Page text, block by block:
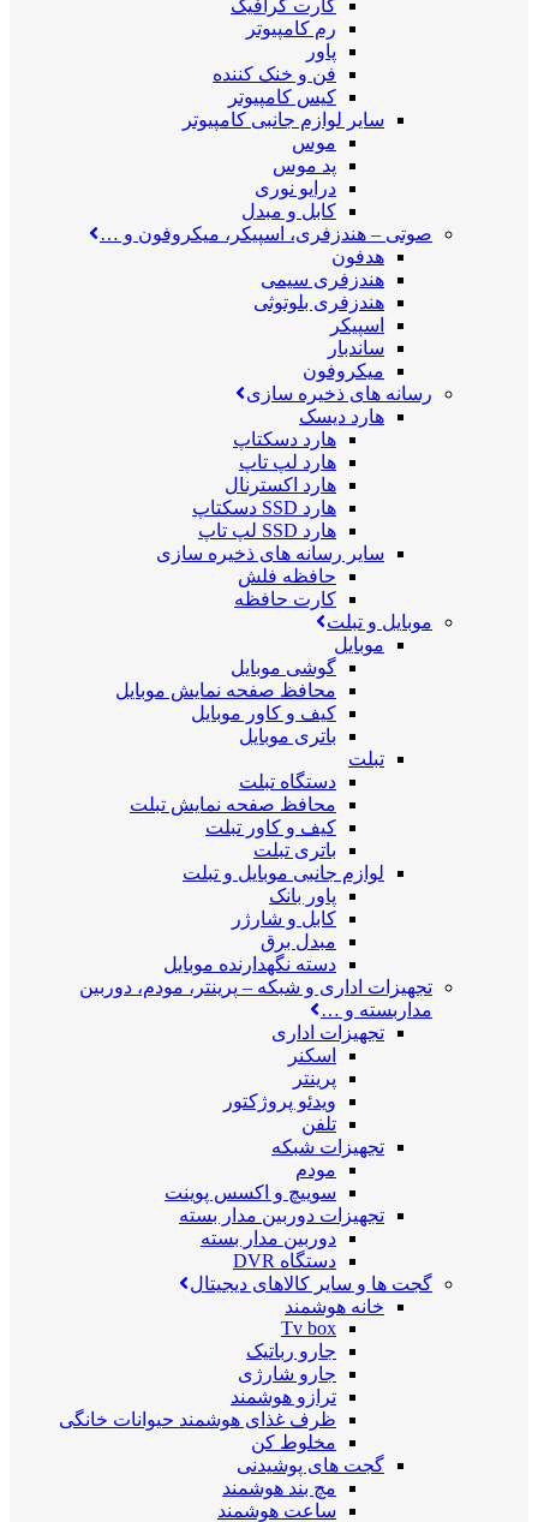
کارت گرافیک
رم کامپیوتر
پاور
فن و خنک کننده
کیس کامپیوتر
سایر لوازم جانبی کامپیوتر
موس
پد موس
درایو نوری
کابل و مبدل
صوتی – هندزفری، اسپیکر، میکروفون و …
هدفون
هندزفری سیمی
هندزفری بلوتوثی
اسپیکر
ساندبار
میکروفون
رسانه های ذخیره سازی
هارد دیسک
هارد دسکتاپ
هارد لپ تاپ
هارد اکسترنال
هارد SSD دسکتاپ
هارد SSD لپ تاپ
سایر رسانه های ذخیره سازی
حافظه فلش
کارت حافظه
موبایل و تبلت
موبایل
گوشی موبایل
محافظ صفحه نمایش موبایل
کیف و کاور موبایل
باتری موبایل
تبلت
دستگاه تبلت
محافظ صفحه نمایش تبلت
کیف و کاور تبلت
باتری تبلت
لوازم جانبی موبایل و تبلت
پاور بانک
کابل و شارژر
مبدل برق
دسته نگهدارنده موبایل
تجهیزات اداری و شبکه – پرینتر، مودم، دوربین
مداربسته و …
تجهیزات اداری
اسکنر
پرینتر
ویدئو پروژکتور
تلفن
تجهیزات شبکه
مودم
سوییچ و اکسس پوینت
تجهیزات دوربین مدار بسته
دوربین مدار بسته
دستگاه DVR
گجت ها و سایر کالاهای دیجیتال
خانه هوشمند
Tv box
جارو رباتیک
جارو شارژی
ترازو هوشمند
ظرف غذای هوشمند حیوانات خانگی
مخلوط کن
گجت های پوشیدنی
مچ بند هوشمند
ساعت هوشمند